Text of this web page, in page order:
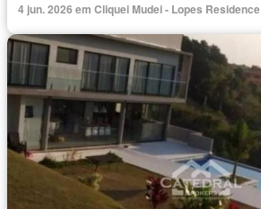
4 jun. 2026 em Cliquei Mudei - Lopes Residence